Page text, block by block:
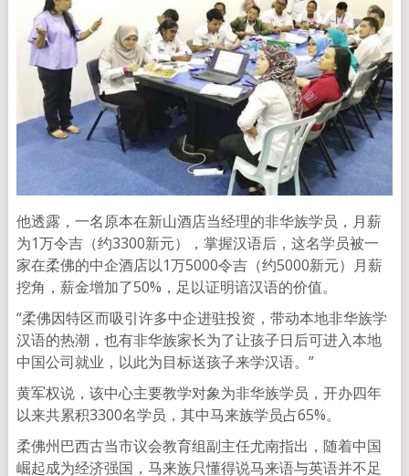
他透露，一名原本在新山酒店当经理的非华族学员，月薪
为1万令吉（约3300新元），掌握汉语后，这名学员被一
家在柔佛的中企酒店以1万5000令吉（约5000新元）月薪
挖角，薪金增加了50%，足以证明谙汉语的价值。
“柔佛因特区而吸引许多中企进驻投资，带动本地非华族学
汉语的热潮，也有非华族家长为了让孩子日后可进入本地
中国公司就业，以此为目标送孩子来学汉语。”
黄军权说，该中心主要教学对象为非华族学员，开办四年
以来共累积3300名学员，其中马来族学员占65%。
柔佛州巴西古当市议会教育组副主任尤南指出，随着中国
崛起成为经济强国，马来族只懂得说马来语与英语并不足